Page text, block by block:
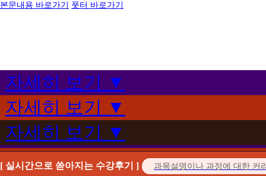
본문내용 바로가기 풋터 바로가기
자세히 보기 ▼
자세히 보기 ▼
자세히 보기 ▼
[ 실시간으로 쏟아지는 수강후기 ]